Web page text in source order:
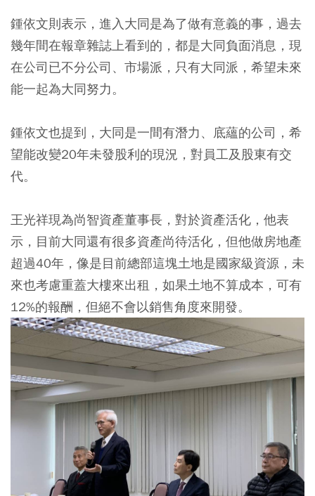
鍾依文則表示，進入大同是為了做有意義的事，過去
幾年間在報章雜誌上看到的，都是大同負面消息，現
在公司已不分公司、市場派，只有大同派，希望未來
能一起為大同努力。
鍾依文也提到，大同是一間有潛力、底蘊的公司，希
望能改變20年未發股利的現況，對員工及股東有交
代。
王光祥現為尚智資產董事長，對於資產活化，他表
示，目前大同還有很多資產尚待活化，但他做房地產
超過40年，像是目前總部這塊土地是國家級資源，未
來也考慮重蓋大樓來出租，如果土地不算成本，可有
12%的報酬，但絕不會以銷售角度來開發。